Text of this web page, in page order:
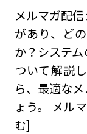
メルマガ配
があり、ど
か？システ
ついて解説
ら、最適な
ょう。 メル
む]